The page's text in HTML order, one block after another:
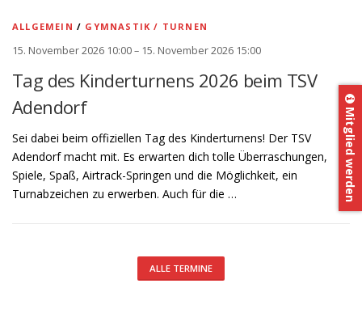
ALLGEMEIN / GYMNASTIK / TURNEN
15. November 2026 10:00 – 15. November 2026 15:00
Tag des Kinderturnens 2026 beim TSV
Adendorf
Sei dabei beim offiziellen Tag des Kinderturnens! Der TSV
Adendorf macht mit. Es erwarten dich tolle Überraschungen,
Spiele, Spaß, Airtrack-Springen und die Möglichkeit, ein
Turnabzeichen zu erwerben. Auch für die …
ALLE TERMINE
Mitglied werden